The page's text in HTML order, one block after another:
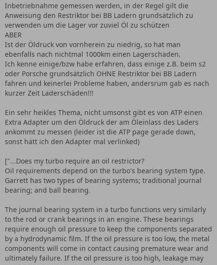
Inbetriebnahme gemessen werden, in der Regel gilt die
Anweisung den Restriktor bei BB Ladern grundsätzlich zu
verwenden um die Lager vor zuviel Öl zu schützen
ABER
Ist der Öldruck von vornherein zu niedrig, so hat man
ebenfalls nach nichtmal 1000km einen Lagerschaden.
Ich kenne einige/bzw habe erfahren, dass einige z.B. beim s2
oder Porsche grundsätzlich OHNE Restriktor bei BB Ladern
fahren und keinerlei Probleme haben, andersrum gab es nach
kurzer Zeit Laderschäden!!!
Ein sehr heikles Thema, nicht umsonst gibt es von ATP einen
Extra Adapter um den Öldruck der am Öleinlass des Laders
ankommt zu messen (leider ist die ATP page gerade down,
sonst hätt ich den Adapter mal verlinked)
["...Does my turbo require an oil restrictor?
Oil requirements depend on the turbo's bearing system type.
Garrett has two types of bearing systems; traditional journal
bearing; and ball bearing.
The journal bearing system in a turbo functions very similarly
to the rod or crank bearings in an engine. These bearings
require enough oil pressure to keep the components separated
by a hydrodynamic film. If the oil pressure is too low, the metal
components will come in contact causing premature wear and
ultimately failure. If the oil pressure is too high, leakage may